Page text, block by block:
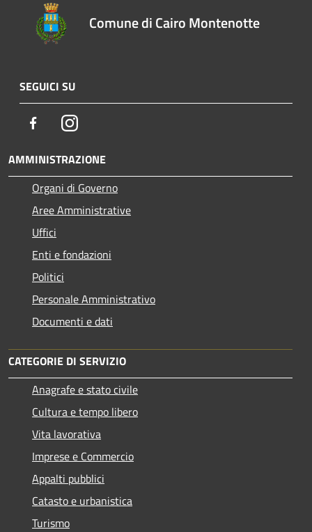
Comune di Cairo Montenotte
SEGUICI SU
FacebookInstagram
AMMINISTRAZIONE
Organi di Governo
Aree Amministrative
Uffici
Enti e fondazioni
Politici
Personale Amministrativo
Documenti e dati
CATEGORIE DI SERVIZIO
Anagrafe e stato civile
Cultura e tempo libero
Vita lavorativa
Imprese e Commercio
Appalti pubblici
Catasto e urbanistica
Turismo